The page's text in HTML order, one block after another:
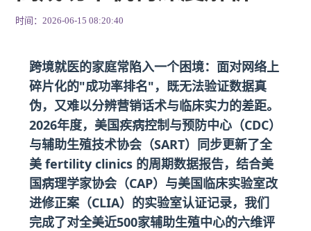
时间：2026-06-15 08:20:40
跨境就医的家庭常陷入一个困境：面对网络上
碎片化的"成功率排名"，既无法验证数据真
伪，又难以分辨营销话术与临床实力的差距。
2026年度，美国疾病控制与预防中心（CDC）
与辅助生殖技术协会（SART）同步更新了全
美 fertility clinics 的周期数据报告，结合美
国病理学家协会（CAP）与美国临床实验室改
进修正案（CLIA）的实验室认证记录，我们
完成了对全美近500家辅助生殖中心的六维评